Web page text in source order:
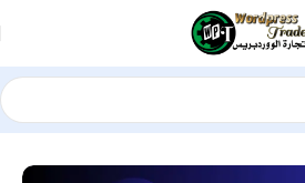
الخاصة